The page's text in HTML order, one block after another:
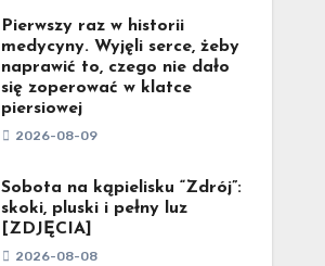
Pierwszy raz w historii
medycyny. Wyjęli serce, żeby
naprawić to, czego nie dało
się zoperować w klatce
piersiowej
2026-08-09
Sobota na kąpielisku “Zdrój”:
skoki, pluski i pełny luz
[ZDJĘCIA]
2026-08-08